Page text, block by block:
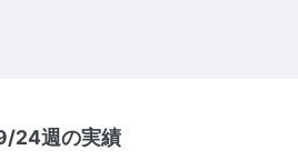
24週の実績